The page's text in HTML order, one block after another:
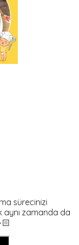
sürecinizi
aynı zamanda da